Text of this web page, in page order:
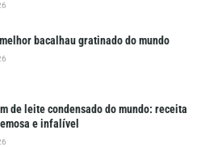
bacalhau gratinado do mundo
de leite condensado do mundo: receita
e infalível